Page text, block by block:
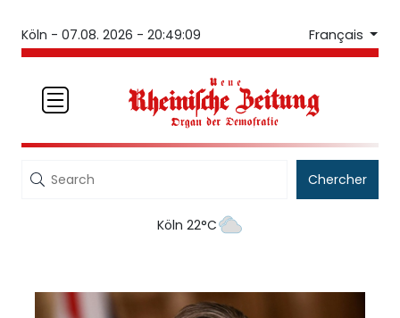
Köln - 07.08. 2026 - 20:49:09 Français
Chercher
Köln 22°C